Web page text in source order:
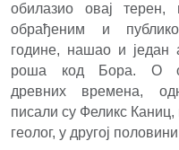
обилазио овај
обрађеним и
године, нашао и један
роша код Бора. О
древних времена,
писали су Феликс
геолог, у другој